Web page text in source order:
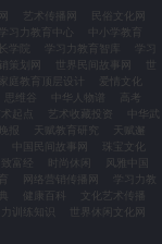
艺术传播网
民俗文化网
学习力教育中心
中小学教育
学院 学习力教育智库
学习
销策划网 世界民间故事网
世
家庭教育顶层设计
爱情文化
思维谷 中华人物谱
高考
术起点 艺术收藏投资
中华武
报 天赋教育研究
天赋邂
中国民间故事网
珠宝文化
致富经 时尚休闲
风雅中国
网络营销传播网
学习力教
健康百科
文化艺术传播
力训练知识
世界休闲文化网